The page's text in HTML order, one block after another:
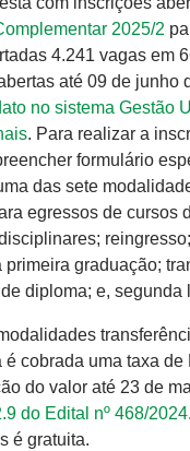
2025/2
4.241 vagas em
até 09 de junho
no sistema Gestão
. Para realizar a
formulário
das sete
egressos de cursos
graduação;
diploma; e, segunda
cobrada uma taxa de
do valor até 23 de
do Edital nº 468/2024
é gratuita.